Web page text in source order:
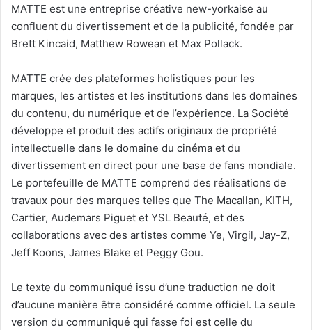
MATTE est une entreprise créative new-yorkaise au
confluent du divertissement et de la publicité, fondée par
Brett Kincaid, Matthew Rowean et Max Pollack.
MATTE crée des plateformes holistiques pour les
marques, les artistes et les institutions dans les domaines
du contenu, du numérique et de l’expérience. La Société
développe et produit des actifs originaux de propriété
intellectuelle dans le domaine du cinéma et du
divertissement en direct pour une base de fans mondiale.
Le portefeuille de MATTE comprend des réalisations de
travaux pour des marques telles que The Macallan, KITH,
Cartier, Audemars Piguet et YSL Beauté, et des
collaborations avec des artistes comme Ye, Virgil, Jay-Z,
Jeff Koons, James Blake et Peggy Gou.
Le texte du communiqué issu d’une traduction ne doit
d’aucune manière être considéré comme officiel. La seule
version du communiqué qui fasse foi est celle du